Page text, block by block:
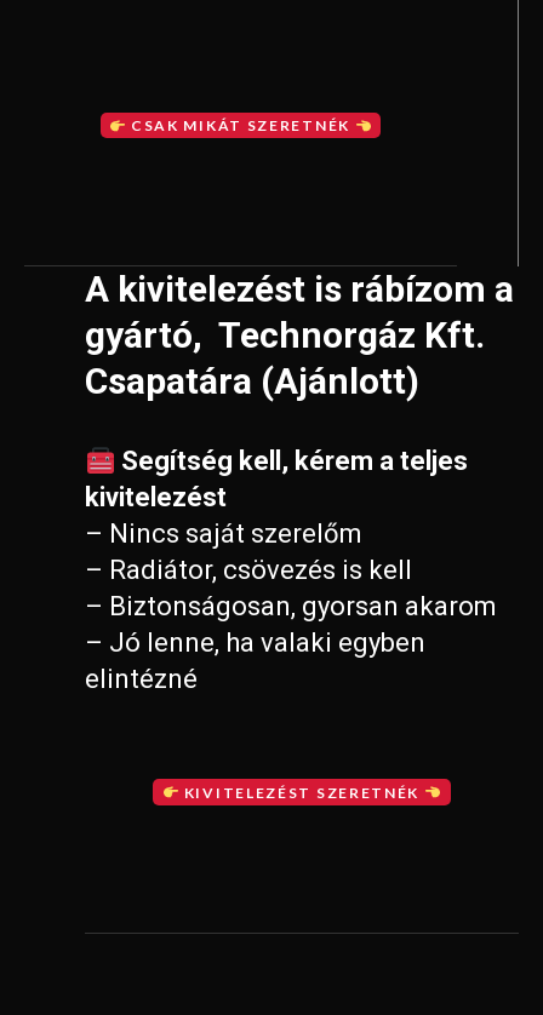
CSAK MIKÁT SZERETNÉK
A kivitelezést is rábízom a
gyártó, Technorgáz Kft.
Csapatára (Ajánlott)
Segítség kell, kérem a teljes
kivitelezést
– Nincs saját szerelőm
– Radiátor, csövezés is kell
– Biztonságosan, gyorsan akarom
– Jó lenne, ha valaki egyben
elintézné
KIVITELEZÉST SZERETNÉK